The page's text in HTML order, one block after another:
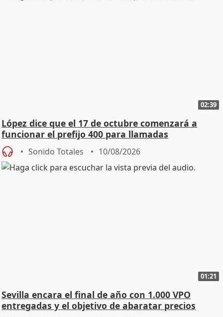
02:39
López dice que el 17 de octubre comenzará a
funcionar el prefijo 400 para llamadas
comerciales
Sonido Totales 10/08/2026
01:21
Sevilla encara el final de año con 1.000 VPO
entregadas y el objetivo de abaratar precios